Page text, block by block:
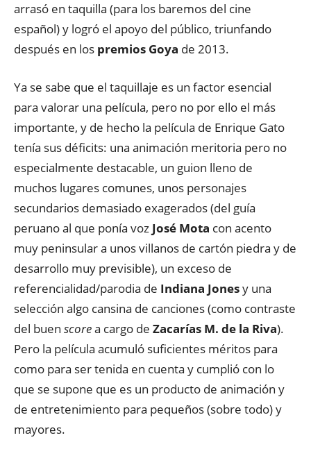
arrasó en taquilla (para los baremos del cine
español) y logró el apoyo del público, triunfando
después en los premios Goya de 2013.
Ya se sabe que el taquillaje es un factor esencial
para valorar una película, pero no por ello el más
importante, y de hecho la película de Enrique Gato
tenía sus déficits: una animación meritoria pero no
especialmente destacable, un guion lleno de
muchos lugares comunes, unos personajes
secundarios demasiado exagerados (del guía
peruano al que ponía voz José Mota con acento
muy peninsular a unos villanos de cartón piedra y de
desarrollo muy previsible), un exceso de
referencialidad/parodia de Indiana Jonesy una
selección algo cansina de canciones (como contraste
del buen scorea cargo de Zacarías M. de la Riva).
Pero la película acumuló suficientes méritos para
como para ser tenida en cuenta y cumplió con lo
que se supone que es un producto de animación y
de entretenimiento para pequeños (sobre todo) y
mayores.